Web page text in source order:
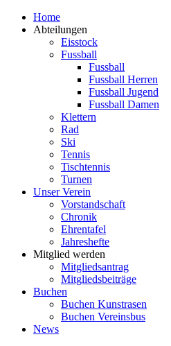
Zum
Inhalt
Home
Abteilungen
Eisstock
Fussball
Fussball
Fussball Herren
Fussball Jugend
Fussball Damen
Klettern
Rad
Ski
Tennis
Tischtennis
Turnen
Unser Verein
Vorstandschaft
Chronik
Ehrentafel
Jahreshefte
Mitglied werden
Mitgliedsantrag
Mitgliedsbeiträge
Buchen
Buchen Kunstrasen
Buchen Vereinsbus
News